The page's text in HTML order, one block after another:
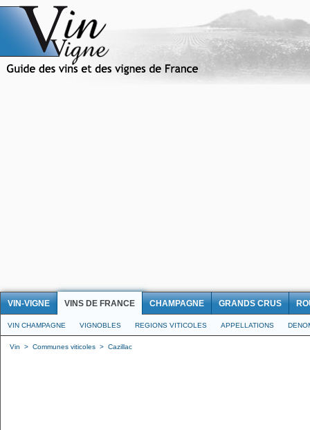
VIN-VIGNE VINS DE FRANCE CHAMPAGNE GRANDS CRUS
VIN CHAMPAGNE VIGNOBLES REGIONS VITICOLES APPELLATIONS
Vin > Communes viticoles > Cazillac